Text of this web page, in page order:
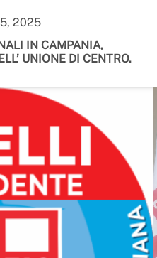
2025
IN CAMPANIA,
UNIONE DI CENTRO.